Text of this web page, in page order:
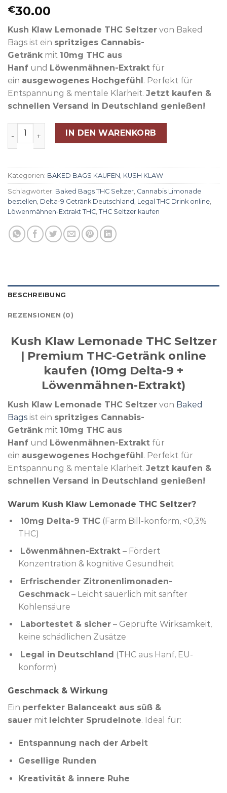
€30.00
Kush Klaw Lemonade THC Seltzer von Baked
Bags ist ein spritziges Cannabis-
Getränk mit 10mg THC aus
Hanf und Löwenmähnen-Extrakt für
ein ausgewogenes Hochgefühl. Perfekt für
Entspannung & mentale Klarheit. Jetzt kaufen &
schnellen Versand in Deutschland genießen!
Kush Klaw Lemonade THC Seltzer Menge
IN DEN WARENKORB
Kategorien: BAKED BAGS KAUFEN KUSH KLAW
Schlagwörter: Baked Bags THC Seltzer Cannabis Limonade
bestellen Delta-9 Getränk Deutschland Legal THC Drink online
Löwenmähnen-Extrakt THC THC Seltzer kaufen
BESCHREIBUNG
REZENSIONEN (0)
Kush Klaw Lemonade THC Seltzer
| Premium THC-Getränk online
kaufen (10mg Delta-9 +
Löwenmähnen-Extrakt)
Kush Klaw Lemonade THC Seltzer von Baked
Bags ist ein spritziges Cannabis-
Getränk mit 10mg THC aus
Hanf und Löwenmähnen-Extrakt für
ein ausgewogenes Hochgefühl. Perfekt für
Entspannung & mentale Klarheit. Jetzt kaufen &
schnellen Versand in Deutschland genießen!
Warum Kush Klaw Lemonade THC Seltzer?
10mg Delta-9 THC(Farm Bill-konform, <0,3%
THC)
Löwenmähnen-Extrakt– Fördert
Konzentration & kognitive Gesundheit
Erfrischender Zitronenlimonaden-
Geschmack– Leicht säuerlich mit sanfter
Kohlensäure
Labortestet & sicher– Geprüfte Wirksamkeit,
keine schädlichen Zusätze
Legal in Deutschland (THC aus Hanf, EU-
konform)
Geschmack & Wirkung
Ein perfekter Balanceakt aus süß &
sauer mit leichter Sprudelnote. Ideal für:
Entspannung nach der Arbeit
Gesellige Runden
Kreativität & innere Ruhe